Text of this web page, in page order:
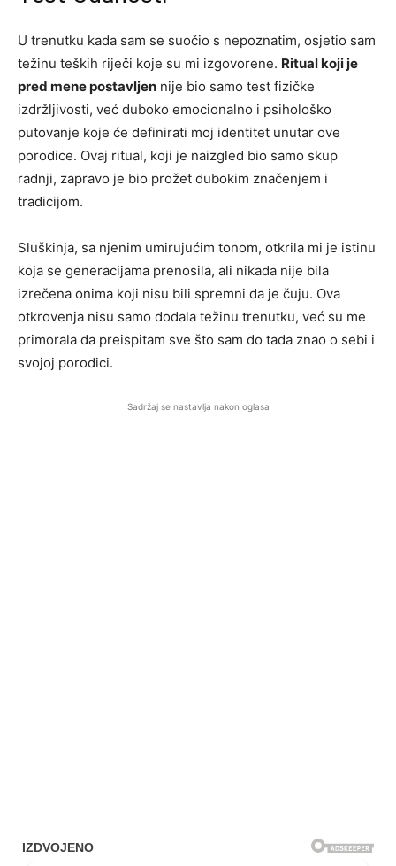
U trenutku kada sam se suočio s nepoznatim, osjetio sam
težinu teških riječi koje su mi izgovorene. Ritual koji je
pred mene postavljen nije bio samo test fizičke
izdržljivosti, već duboko emocionalno i psihološko
putovanje koje će definirati moj identitet unutar ove
porodice. Ovaj ritual, koji je naizgled bio samo skup
radnji, zapravo je bio prožet dubokim značenjem i
tradicijom.
Sluškinja, sa njenim umirujućim tonom, otkrila mi je istinu
koja se generacijama prenosila, ali nikada nije bila
izrečena onima koji nisu bili spremni da je čuju. Ova
otkrovenja nisu samo dodala težinu trenutku, već su me
primorala da preispitam sve što sam do tada znao o sebi i
svojoj porodici.
Sadržaj se nastavlja nakon oglasa